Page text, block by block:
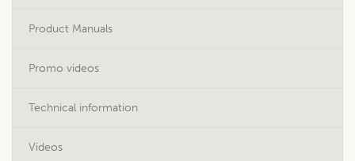
Product Manuals
Promo videos
Technical information
Videos